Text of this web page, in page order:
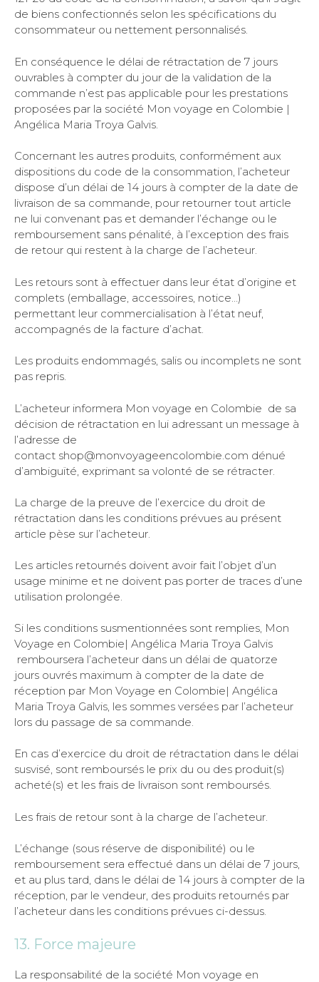
de biens confectionnés selon les spécifications du
consommateur ou nettement personnalisés.
En conséquence le délai de rétractation de 7 jours
ouvrables à compter du jour de la validation de la
commande n’est pas applicable pour les prestations
proposées par la société Mon voyage en Colombie |
Angélica Maria Troya Galvis.
Concernant les autres produits, conformément aux
dispositions du code de la consommation, l’acheteur
dispose d’un délai de 14 jours à compter de la date de
livraison de sa commande, pour retourner tout article
ne lui convenant pas et demander l’échange ou le
remboursement sans pénalité, à l’exception des frais
de retour qui restent à la charge de l’acheteur.
Les retours sont à effectuer dans leur état d’origine et
complets (emballage, accessoires, notice…)
permettant leur commercialisation à l’état neuf,
accompagnés de la facture d’achat.
Les produits endommagés, salis ou incomplets ne sont
pas repris.
L’acheteur informera Mon voyage en Colombie de sa
décision de rétractation en lui adressant un message à
l’adresse de
contact shop@monvoyageencolombie.com dénué
d’ambiguïté, exprimant sa volonté de se rétracter.
La charge de la preuve de l’exercice du droit de
rétractation dans les conditions prévues au présent
article pèse sur l’acheteur.
Les articles retournés doivent avoir fait l’objet d’un
usage minime et ne doivent pas porter de traces d’une
utilisation prolongée.
Si les conditions susmentionnées sont remplies, Mon
Voyage en Colombie| Angélica Maria Troya Galvis
remboursera l’acheteur dans un délai de quatorze
jours ouvrés maximum à compter de la date de
réception par Mon Voyage en Colombie| Angélica
Maria Troya Galvis, les sommes versées par l’acheteur
lors du passage de sa commande.
En cas d’exercice du droit de rétractation dans le délai
susvisé, sont remboursés le prix du ou des produit(s)
acheté(s) et les frais de livraison sont remboursés.
Les frais de retour sont à la charge de l’acheteur.
L’échange (sous réserve de disponibilité) ou le
remboursement sera effectué dans un délai de 7 jours,
et au plus tard, dans le délai de 14 jours à compter de la
réception, par le vendeur, des produits retournés par
l’acheteur dans les conditions prévues ci-dessus.
13. Force majeure
La responsabilité de la société Mon voyage en